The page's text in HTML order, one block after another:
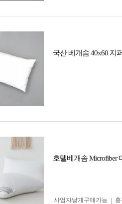
국산 베개솜 40x60 지
호텔베개솜 Microfiber
사업자 낱개구매가능